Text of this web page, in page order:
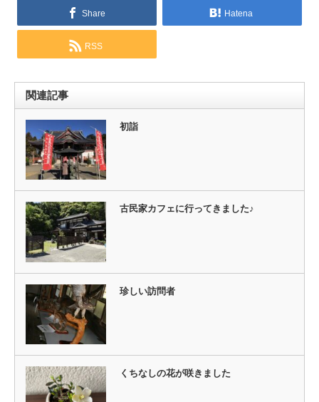
Share Hatena
RSS
関連記事
初詣
古民家カフェに行ってきました♪
珍しい訪問者
くちなしの花が咲きました